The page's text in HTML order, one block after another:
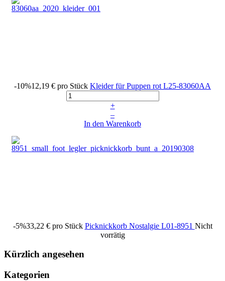
-10%12,19 € pro Stück Kleider für Puppen rot L25-83060AA
+
–
In den Warenkorb
-5%33,22 € pro Stück Picknickkorb Nostalgie L01-8951 Nicht
vorrätig
Kürzlich angesehen
Kategorien